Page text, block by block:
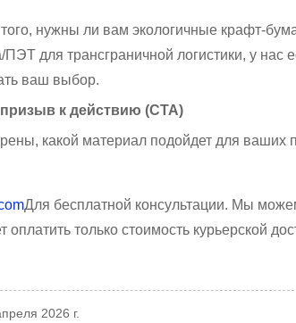
нужны ли вам экологичные крафт-
для трансграничной логистики, у нас
ваш выбор.
к действию (CTA)
какой материал подойдет для ваших
Для бесплатной консультации. Мы
оплатить только стоимость курьерской
2026 г.